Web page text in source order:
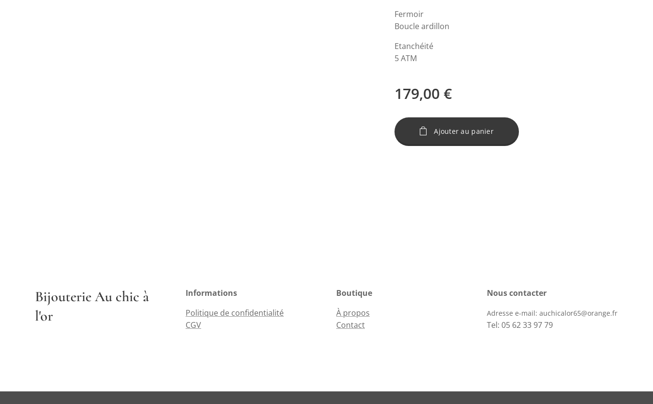
Fermoir
Boucle ardillon
Etanchéité
5 ATM
179,00 €
Ajouter au panier
Bijouterie Au chic à
l'or
Informations
Politique de confidentialité
CGV
Boutique
À propos
Contact
Nous contacter
Adresse e-mail: auchicalor65@orange.fr
Tel: 05 62 33 97 79